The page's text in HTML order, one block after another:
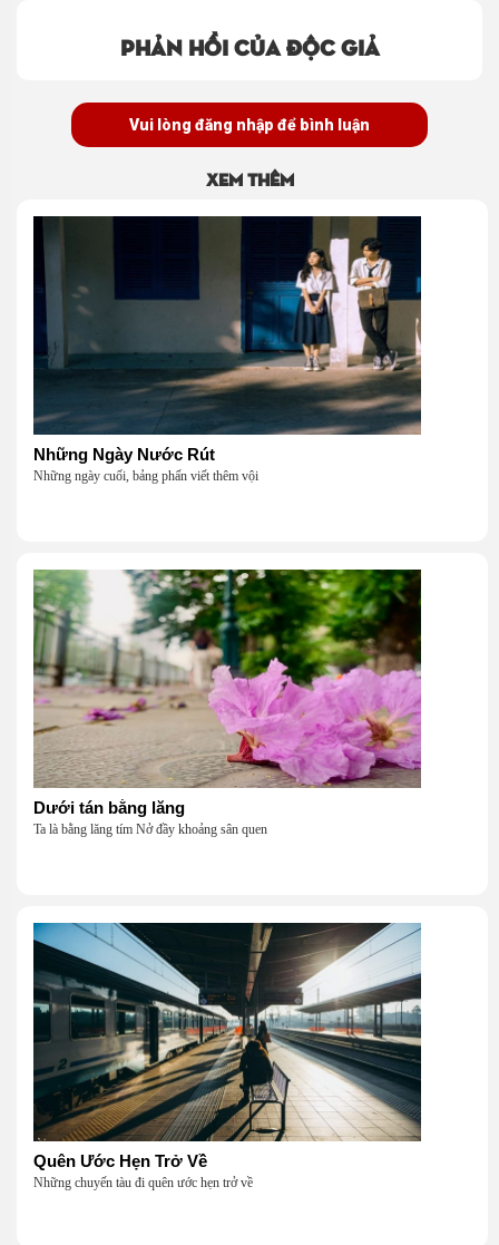
Phản hồi của độc giả
Vui lòng đăng nhập để bình luận
Xem thêm
Những Ngày Nước Rút
Những ngày cuối, bảng phấn viết thêm vội
Dưới tán bằng lăng
Ta là bằng lăng tím Nở đầy khoảng sân quen
Quên Ước Hẹn Trở Về
Những chuyến tàu đi quên ước hẹn trở về